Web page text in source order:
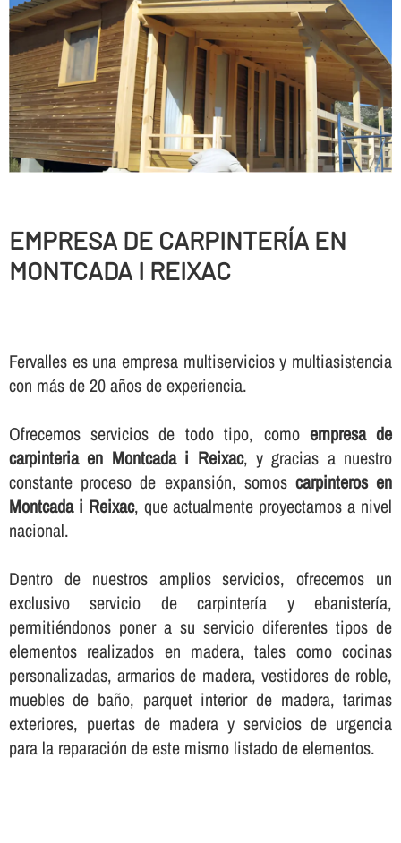
EMPRESA DE CARPINTERÍ­A EN
MONTCADA I REIXAC
Fervalles es una empresa multiservicios y multiasistencia
con más de 20 años de experiencia.
Ofrecemos servicios de todo tipo, como empresa de
carpinteria en Montcada i Reixac, y gracias a nuestro
constante proceso de expansión, somos carpinteros en
Montcada i Reixac, que actualmente proyectamos a nivel
nacional.
Dentro de nuestros amplios servicios, ofrecemos un
exclusivo servicio de carpinterí­a y ebanisterí­a,
permitiéndonos poner a su servicio diferentes tipos de
elementos realizados en madera, tales como cocinas
personalizadas, armarios de madera, vestidores de roble,
muebles de baño, parquet interior de madera, tarimas
exteriores, puertas de madera y servicios de urgencia
para la reparación de este mismo listado de elementos.